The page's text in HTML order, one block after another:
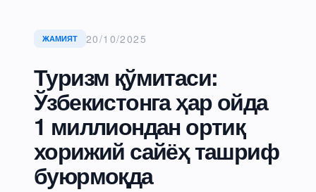
ЖАМИЯТ 20/10/2025
Туризм қўмитаси:
Ўзбекистонга ҳар ойда
1 миллиондан ортиқ
хорижий сайёҳ ташриф
буюрмоқда